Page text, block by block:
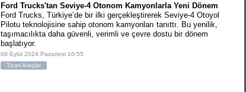
Ford Trucks'tan Seviye-4 Otonom Kamyonlarla Yeni Dönem
Ford Trucks, Türkiye’de bir ilki gerçekleştirerek Seviye-4 Otoyol
Pilotu teknolojisine sahip otonom kamyonları tanıttı. Bu yenilik,
taşımacılıkta daha güvenli, verimli ve çevre dostu bir dönem
başlatıyor.
09 Eylül 2024 Pazartesi 10:55
Ticari Araçlar